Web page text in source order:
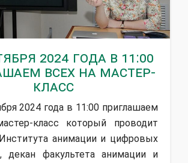
2024 года в 11:00
всех на мастер-
класс
2024 года в 11:00 приглашаем
класс который проводит
анимации и цифровых
декан факультета анимации и